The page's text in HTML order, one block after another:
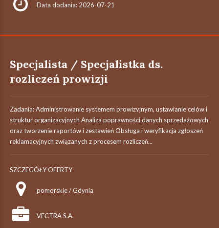
Data dodania: 2026-07-21
Specjalista / Specjalistka ds.
rozliczeń prowizji
Zadania: Administrowanie systemem prowizyjnym, ustawianie celów i
struktur organizacyjnych Analiza poprawności danych sprzedażowych
oraz tworzenie raportów i zestawień Obsługa i weryfikacja zgłoszeń
reklamacyjnych związanych z procesem rozliczeń...
SZCZEGÓŁY OFERTY
pomorskie / Gdynia
VECTRA S.A.